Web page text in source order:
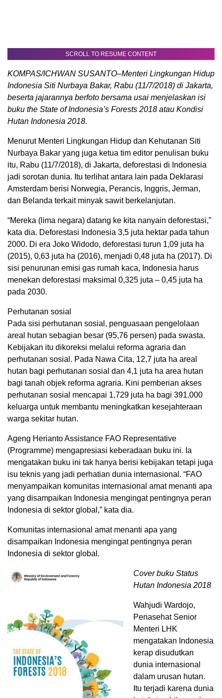
SCROLL TO RESUME CONTENT
KOMPAS/ICHWAN SUSANTO–Menteri Lingkungan Hidup
Indonesia Siti Nurbaya Bakar, Rabu (11/7/2018) di Jakarta,
beserta jajarannya berfoto bersama usai menjelaskan isi
buku the State of Indonesia’s Forests 2018 atau Kondisi
Hutan Indonesia 2018.
Menurut Menteri Lingkungan Hidup dan Kehutanan Siti
Nurbaya Bakar yang juga ketua tim editor penulisan buku
itu, Rabu (11/7/2018), di Jakarta, deforestasi di Indonesia
jadi sorotan dunia. Itu terlihat antara lain pada Deklarasi
Amsterdam berisi Norwegia, Perancis, Inggris, Jerman,
dan Belanda terkait minyak sawit berkelanjutan.
“Mereka (lima negara) datang ke kita nanyain deforestasi,”
kata dia. Deforestasi Indonesia 3,5 juta hektar pada tahun
2000. Di era Joko Widodo, deforestasi turun 1,09 juta ha
(2015), 0,63 juta ha (2016), menjadi 0,48 juta ha (2017). Di
sisi penurunan emisi gas rumah kaca, Indonesia harus
menekan deforestasi maksimal 0,325 juta – 0,45 juta ha
pada 2030.
Perhutanan sosial
Pada sisi perhutanan sosial, penguasaan pengelolaan
areal hutan sebagian besar (95,76 persen) pada swasta.
Kebijakan itu dikoreksi melalui reforma agraria dan
perhutanan sosial. Pada Nawa Cita, 12,7 juta ha areal
hutan bagi perhutanan sosial dan 4,1 juta ha area hutan
bagi tanah objek reforma agraria. Kini pemberian akses
perhutanan sosial mencapai 1,729 juta ha bagi 391.000
keluarga untuk membantu meningkatkan kesejahteraan
warga sekitar hutan.
Ageng Herianto Assistance FAO Representative
(Programme) mengapresiasi keberadaan buku ini. Ia
mengatakan buku ini tak hanya berisi kebijakan tetapi juga
isu teknis yang jadi perhatian dunia internasional. “FAO
menyampaikan komunitas internasional amat menanti apa
yang disampaikan Indonesia mengingat pentingnya peran
Indonesia di sektor global,” kata dia.
Komunitas internasional amat menanti apa yang
disampaikan Indonesia mengingat pentingnya peran
Indonesia di sektor global.
Cover buku Status
Hutan Indonesia 2018
Wahjudi Wardojo,
Penasehat Senior
Menteri LHK
mengatakan Indonesia
kerap disudutkan
dunia internasional
dalam urusan hutan.
Itu terjadi karena dunia